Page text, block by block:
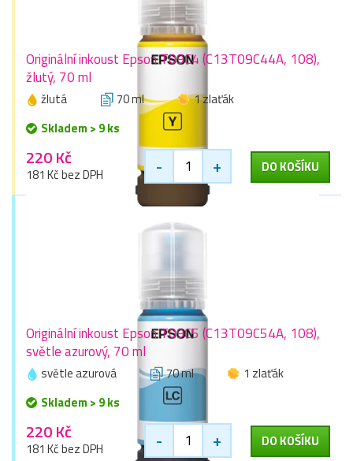
Originální inkoust Epson T09C4 (C13T09C44A, 108),
žlutý, 70 ml
žlutá 70 ml
1 zlaťák
Skladem > 9 ks
220 Kč
181 Kč bez DPH - + DO KOŠÍKU
Originální inkoust Epson T09C5 (C13T09C54A, 108),
světle azurový, 70 ml
světle azurová 70 ml
1 zlaťák
Skladem > 9 ks
220 Kč
181 Kč bez DPH - + DO KOŠÍKU